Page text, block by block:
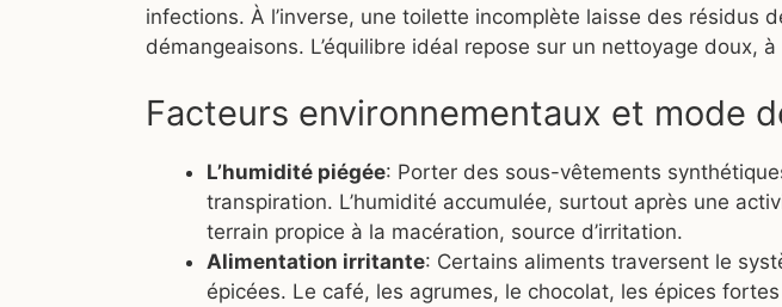
infections. À l’inverse, une toilette incomplète laisse des résidus
démangeaisons. L’équilibre idéal repose sur un nettoyage doux,
Facteurs environnementaux et mode
L’humidité piégée: Porter des sous-vêtements
transpiration. L’humidité accumulée, surtout après une
terrain propice à la macération, source d’irritation.
Alimentation irritante: Certains aliments traversent le
épicées. Le café, les agrumes, le chocolat, les épices